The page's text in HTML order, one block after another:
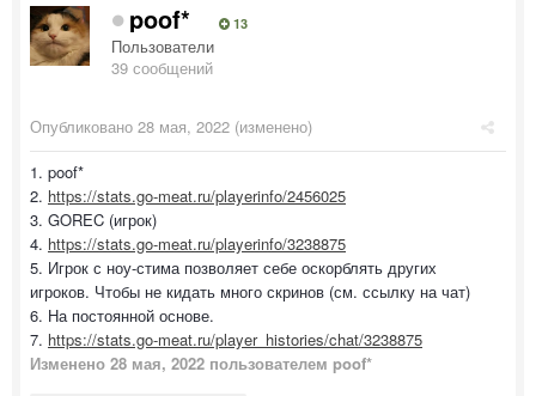
poof* 13
Пользователи
39 сообщений
Опубликовано 28 мая, 2022 (изменено)
1. poof*
2. https://stats.go-meat.ru/playerinfo/2456025
3. GOREC (игрок)
4. https://stats.go-meat.ru/playerinfo/3238875
5. Игрок с ноу-стима позволяет себе оскорблять других
игроков. Чтобы не кидать много скринов (см. ссылку на чат)
6. На постоянной основе.
7. https://stats.go-meat.ru/player_histories/chat/3238875
Изменено 28 мая, 2022 пользователем poof*